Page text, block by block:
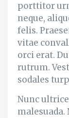
porttitor
neque,
felis.
vitae
orci erat.
rutrum.
sodales
Nunc
malesuada.